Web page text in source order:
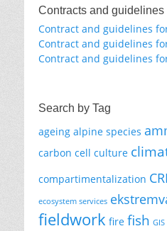
Contracts and guidelines
Contract and guidelines
Contract and guidelines
Contract and guidelines
Search by Tag
ageing alpine species
carbon cell culture
compartimentalization
ecosystem services
fieldwork fire fish GIS